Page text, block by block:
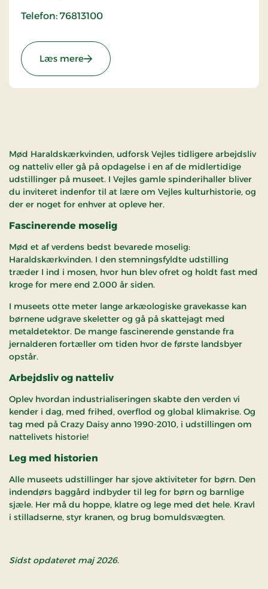
Telefon: 76813100
Læs mere: Kulturmuseet
Mød Haraldskærkvinden, udforsk Vejles tidligere arbejdsliv
og natteliv eller gå på opdagelse i en af de midlertidige
udstillinger på museet. I Vejles gamle spinderihaller bliver
du inviteret indenfor til at lære om Vejles kulturhistorie, og
der er noget for enhver at opleve her.
Fascinerende moselig
Mød et af verdens bedst bevarede moselig:
Haraldskærkvinden. I den stemningsfyldte udstilling
træder I ind i mosen, hvor hun blev ofret og holdt fast med
kroge for mere end 2.000 år siden.
I museets otte meter lange arkæologiske gravekasse kan
børnene udgrave skeletter og gå på skattejagt med
metaldetektor. De mange fascinerende genstande fra
jernalderen fortæller om tiden hvor de første landsbyer
opstår.
Arbejdsliv og natteliv
Oplev hvordan industrialiseringen skabte den verden vi
kender i dag, med frihed, overflod og global klimakrise. Og
tag med på Crazy Daisy anno 1990-2010, i udstillingen om
nattelivets historie!
Leg med historien
Alle museets udstillinger har sjove aktiviteter for børn. Den
indendørs baggård indbyder til leg for børn og barnlige
sjæle. Her må du hoppe, klatre og lege med det hele. Kravl
i stilladserne, styr kranen, og brug bomuldsvægten.
Sidst opdateret maj 2026.